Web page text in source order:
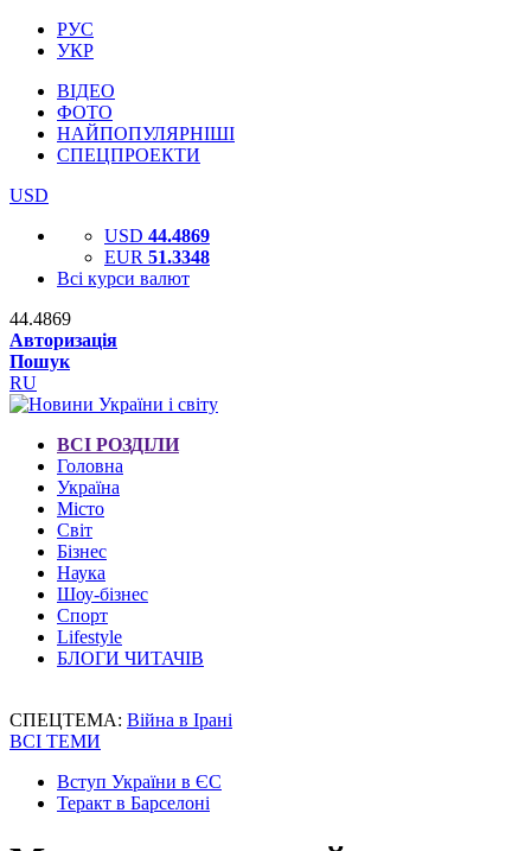
РУС
УКР
ВІДЕО
ФОТО
НАЙПОПУЛЯРНІШІ
СПЕЦПРОЕКТИ
USD
USD 44.4869
EUR 51.3348
Всі курси валют
44.4869
Авторизація
Пошук
RU
ВСІ РОЗДІЛИ
Головна
Україна
Місто
Світ
Бізнес
Наука
Шоу-бізнес
Спорт
Lifestyle
БЛОГИ ЧИТАЧІВ
СПЕЦТЕМА: Війна в Ірані
ВСІ ТЕМИ
Вступ України в ЄС
Теракт в Барселоні